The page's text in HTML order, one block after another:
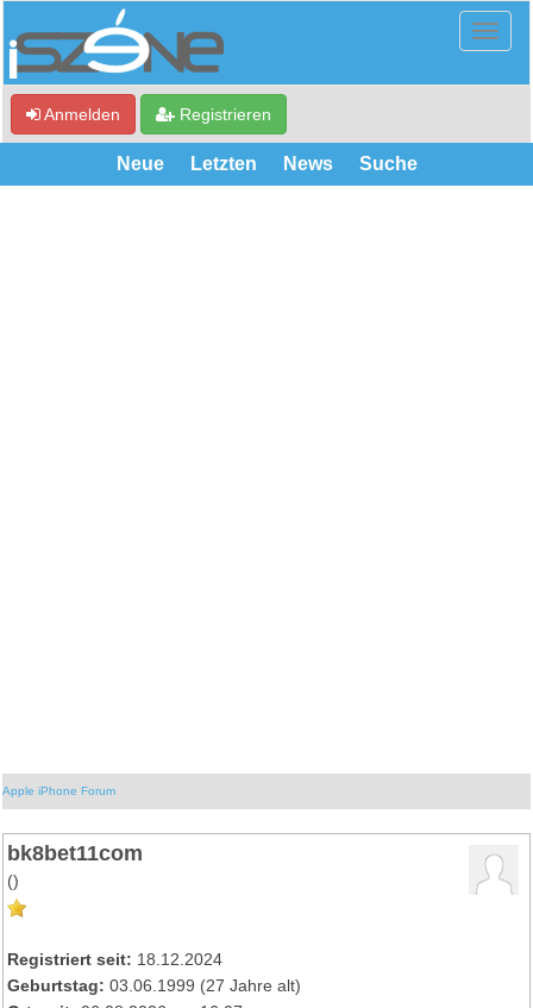
Anmelden Registrieren
Neue Letzten News Suche
Apple iPhone Forum
bk8bet11com
()
Registriert seit: 18.12.2024
Geburtstag: 03.06.1999 (27 Jahre alt)